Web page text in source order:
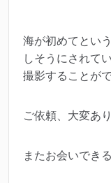
海が初めてとい
しそうにされて
撮影することが
ご依頼、大変あ
またお会いでき